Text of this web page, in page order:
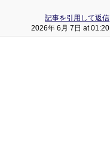
記事を引用して返信
2026年 6月 7日 at 01:20